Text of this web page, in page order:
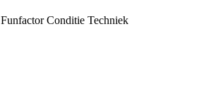
Funfactor Conditie Techniek